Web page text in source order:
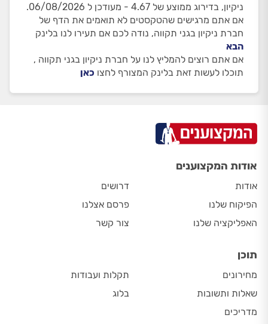
ניקיון, בדירוג ממוצע של 4.67 - מעודכן ל 06/08/2026.
אם אתם מרגישים שהטקסטים לא תואמים את הדף של
חברת ניקיון בגני תקווה, נודה לכם אם תעירו לנו בלינק
הבא
אם אתם רוצים להמליץ לנו על חברת ניקיון בגני תקווה ,
תוכלו לעשות זאת בלינק המצורף לחצו כאן
אודות המקצוענים
אודות
הפיקוח שלנו
האפליקציה שלנו
דרושים
פרסם אצלנו
צור קשר
תוכן
מחירונים
שאלות ותשובות
מדריכים
תקלות ועבודות
בלוג